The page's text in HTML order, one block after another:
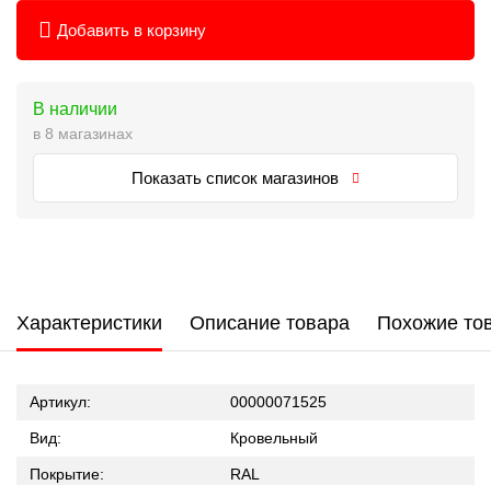
Добавить в корзину
В наличии
в 8 магазинах
Показать список магазинов
Характеристики Описание товара Похожие
Артикул: 00000071525
Вид: Кровельный
Покрытие: RAL